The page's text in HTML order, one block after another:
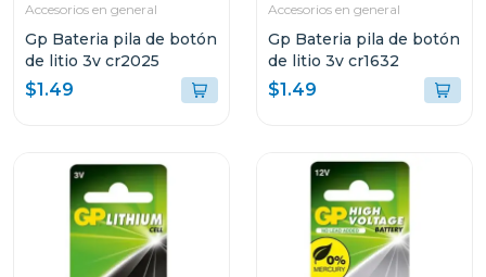
Accesorios en general
Gp Bateria pila de botón
de litio 3v cr2025
$1.49
Accesorios en general
Gp Bateria pila de botón
de litio 3v cr1632
$1.49